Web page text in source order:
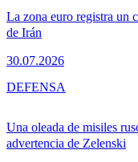
La zona euro registra un
de Irán
30.07.2026
Una oleada de misiles
advertencia de Zelenski
DEFENSA